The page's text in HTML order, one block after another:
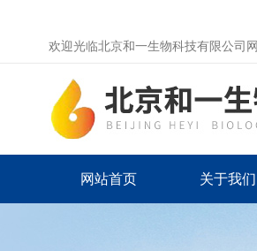
欢迎光临北京和一生物科技有限公司网
网站首页 关于我们